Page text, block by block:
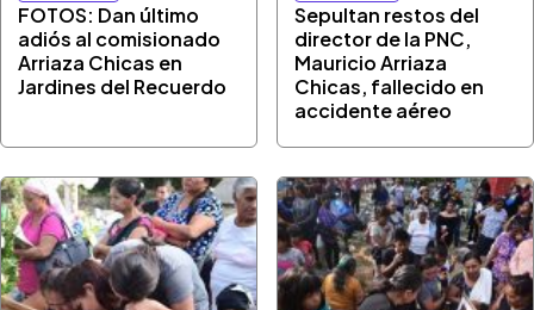
FOTOS: Dan último
adiós al comisionado
Arriaza Chicas en
Jardines del Recuerdo
Sepultan restos del
director de la PNC,
Mauricio Arriaza
Chicas, fallecido en
accidente aéreo